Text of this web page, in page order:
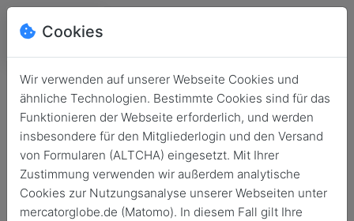
Cookies
Wir verwenden auf unserer Webseite Cookies und
ähnliche Technologien. Bestimmte Cookies sind für das
Funktionieren der Webseite erforderlich, und werden
insbesondere für den Mitgliederlogin und den Versand
von Formularen (ALTCHA) eingesetzt. Mit Ihrer
Zustimmung verwenden wir außerdem analytische
Cookies zur Nutzungsanalyse unserer Webseiten unter
mercatorglobe.de (Matomo). In diesem Fall gilt Ihre